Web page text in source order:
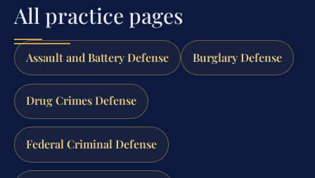
All practice pages
Assault and Battery Defense Burglary Defense
Drug Crimes Defense
Federal Criminal Defense